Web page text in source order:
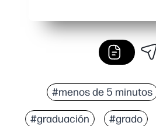
#menos de 5 minutos
#graduación #grado